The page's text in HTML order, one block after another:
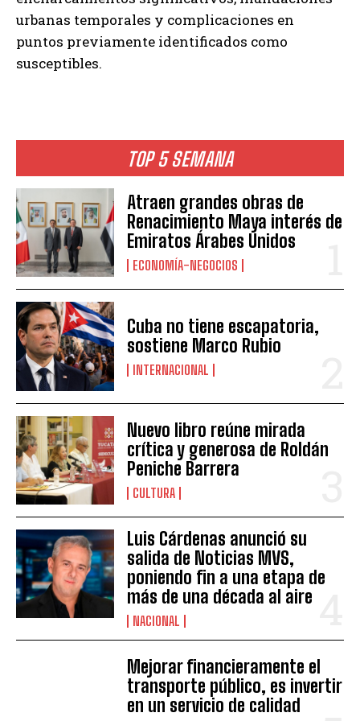
TOP 5 SEMANA
Atraen grandes obras de
Renacimiento Maya interés de
Emiratos Árabes Unidos
ECONOMÍA-NEGOCIOS
Cuba no tiene escapatoria,
sostiene Marco Rubio
INTERNACIONAL
Nuevo libro reúne mirada
crítica y generosa de Roldán
Peniche Barrera
CULTURA
Luis Cárdenas anunció su
salida de Noticias MVS,
poniendo fin a una etapa de
más de una década al aire
NACIONAL
Mejorar financieramente el
transporte público, es invertir
en un servicio de calidad
urbanas temporales y complicaciones en
puntos previamente identificados como
susceptibles.